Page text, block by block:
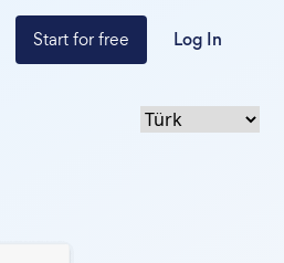
Start for free Log In